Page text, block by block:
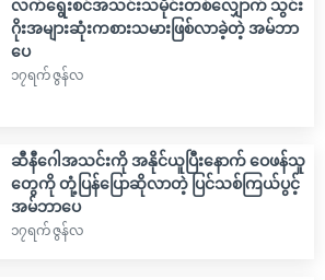
လက်ရွေးစင်အသင်းသမိုင်းတစ်လျှောက် သွင်း
ဂိုးအများဆုံးကစားသမားဖြစ်လာခဲ့တဲ့ အမ်ဘာ
ပေ
၁၇ရက် ဇွန်လ
ဆီနီဂေါအသင်းကို အနိုင်ယူပြီးနောက် ဝေဖန်သူ
တွေကို တုံ့ပြန်ပြောဆိုလာတဲ့ ပြင်သစ်ကြယ်ပွင့်
အမ်ဘာပေ
၁၇ရက် ဇွန်လ